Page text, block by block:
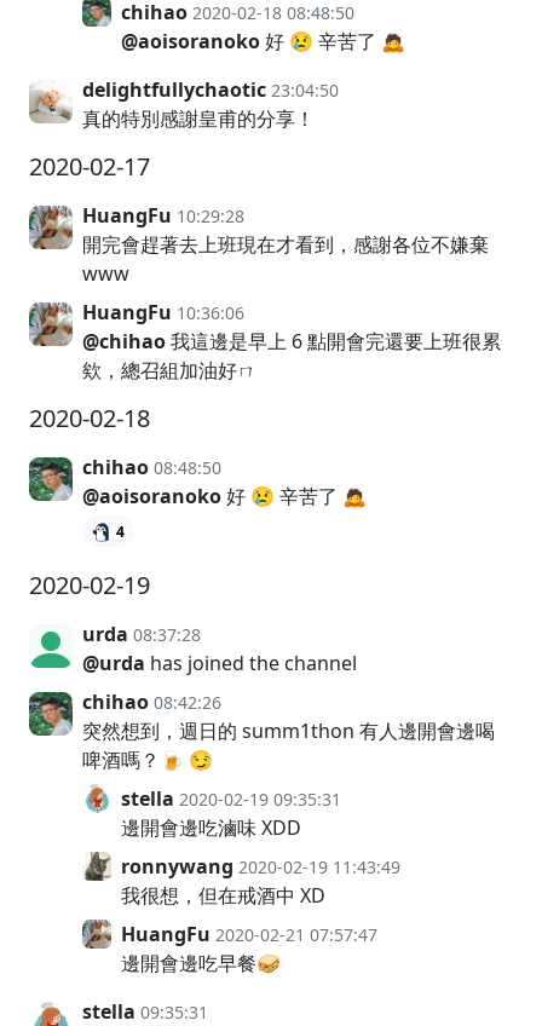
chihao 2020-02-18 08:48:50
@aoisoranoko好 😢 辛苦了 🙇
delightfullychaotic 23:04:50
真的特別感謝皇甫的分享！
2020-02-17
HuangFu 10:29:28
開完會趕著去上班現在才看到，感謝各位不嫌棄
www
HuangFu 10:36:06
@chihao我這邊是早上 6 點開會完還要上班很累
欸，總召組加油好ㄇ
2020-02-18
chihao 08:48:50
@aoisoranoko好 😢 辛苦了 🙇
4
2020-02-19
urda 08:37:28
@urda has joined the channel
chihao 08:42:26
突然想到，週日的 summ1thon 有人邊開會邊喝
啤酒嗎？🍺 😏
stella 2020-02-19 09:35:31
邊開會邊吃滷味 XDD
ronnywang 2020-02-19 11:43:49
我很想，但在戒酒中 XD
HuangFu 2020-02-21 07:57:47
邊開會邊吃早餐🥪
stella 09:35:31